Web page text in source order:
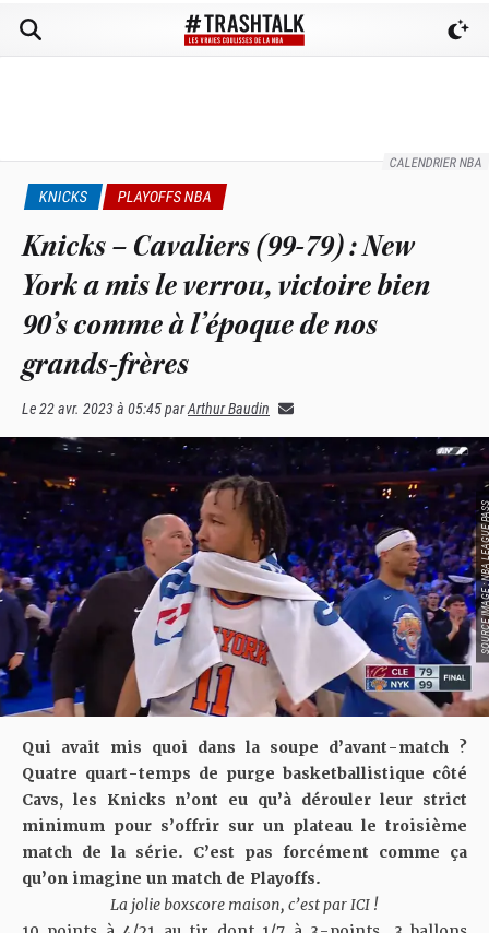
CALENDRIER NBA
KNICKS PLAYOFFS NBA
Knicks – Cavaliers (99-79) : New
York a mis le verrou, victoire bien
90’s comme à l’époque de nos
grands-frères
Le22 avr. 2023 à 05:45parArthur Baudin
SOURCE
Qui avait mis quoi dans la soupe d’avant-match ?
Quatre quart-temps de purge basketballistique côté
Cavs, les Knicks n’ont eu qu’à dérouler leur strict
minimum pour s’offrir sur un plateau le troisième
match de la série. C’est pas forcément comme ça
qu’on imagine un match de Playoffs.
La jolie boxscore maison, c’est parICI !